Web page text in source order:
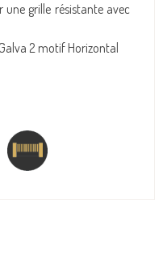
grille résistante avec
2 motif Horizontal